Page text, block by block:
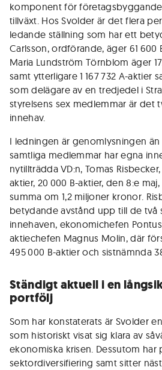
komponent för
tillväxt. Hos Svolder är det flera
ledande ställning som har ett
Carlsson, ordförande, äger 61 600
Maria Lundström Törnblom äger
samt ytterligare 1 167 732 A-aktier
som delägare av en tredjedel i
styrelsens sex medlemmar är det
innehav.
I ledningen är genomlysningen
samtliga medlemmar har egna
nytillträdda VD:n, Tomas
aktier, 20 000 B-aktier, den 8:e
summa om 1,2 miljoner kronor.
betydande avstånd upp till de två
innehaven, ekonomichefen
aktiechefen Magnus Molin, där
495 000 B-aktier och sistnämnda
Ständigt aktuell i en
portfölj
Som har konstaterats är Svolder
som historiskt visat sig klara av
ekonomiska krisen. Dessutom
sektordiversifiering samt sitter